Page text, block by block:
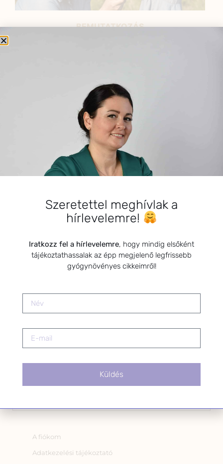
BEMUTATKOZÁS
férfiak egészségének megőrzése és helyreállítása.
HÍRLEVÉL
HÍRLEVÉL FELIRATKOZÁS
az alábbi nyilatkozatot:
Hozzájárulok, hogy az
Adatkezelési tájékoztatóban
hírleveleket küldjön nekem.
A hírlevélről bármikor
linkre kattintva.
A fiókom
Adatkezelési tájékoztató
Szeretettel meghívlak a
hírlevelemre!
Iratkozz fel a hírlevelemre, hogy mindig elsőként
tájékoztathassalak az épp megjelenő legfrissebb
gyógynövényes cikkeimről!
Küldés